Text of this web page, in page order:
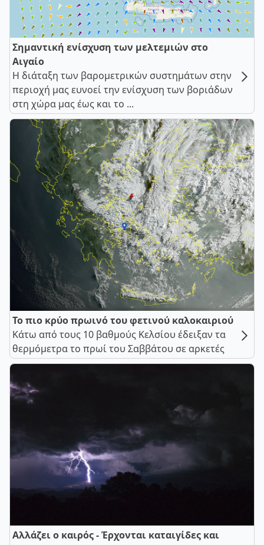
Σημαντική ενίσχυση των μελτεμιών στο
Αιγαίο
Η διάταξη των βαρομετρικών συστημάτων στην
περιοχή μας ευνοεί την ενίσχυση των βοριάδων
στη χώρα μας έως και το ...
Το πιο κρύο πρωινό του φετινού καλοκαιριού
Κάτω από τους 10 βαθμούς Κελσίου έδειξαν τα
θερμόμετρα το πρωί του Σαββάτου σε αρκετές
Αλλάζει ο καιρός - Έρχονται καταιγίδες και